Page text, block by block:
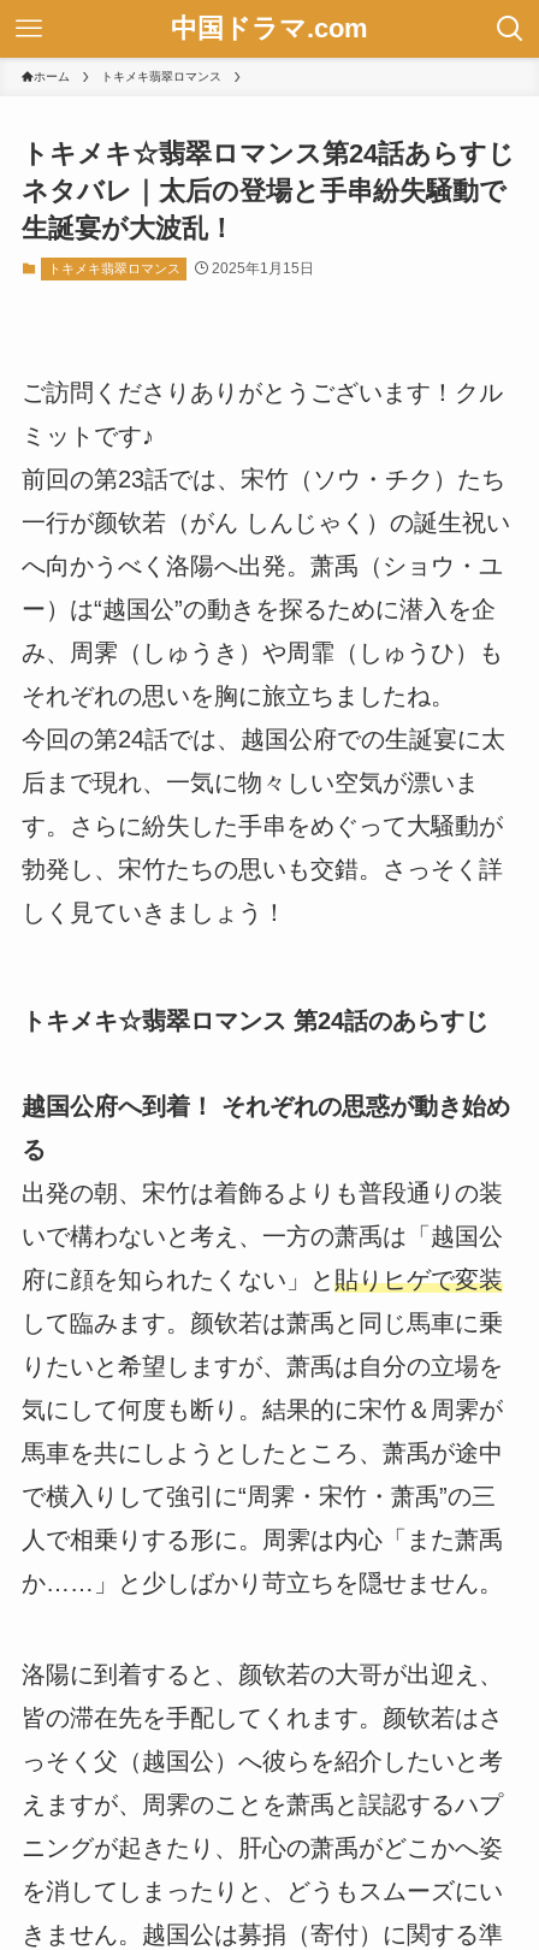
中国ドラマ.com
ホーム トキメキ翡翠ロマンス
トキメキ☆翡翠ロマンス第24話あらすじ
ネタバレ｜太后の登場と手串紛失騒動で
生誕宴が大波乱！
トキメキ翡翠ロマンス 2025年1月15日
ご訪問くださりありがとうございます！クル
ミットです♪
前回の第23話では、宋竹（ソウ・チク）たち
一行が颜钦若（がん しんじゃく）の誕生祝い
へ向かうべく洛陽へ出発。萧禹（ショウ・ユ
ー）は“越国公”の動きを探るために潜入を企
み、周霁（しゅうき）や周霏（しゅうひ）も
それぞれの思いを胸に旅立ちましたね。
今回の第24話では、越国公府での生誕宴に太
后まで現れ、一気に物々しい空気が漂いま
す。さらに紛失した手串をめぐって大騒動が
勃発し、宋竹たちの思いも交錯。さっそく詳
しく見ていきましょう！
トキメキ☆翡翠ロマンス 第24話のあらすじ
越国公府へ到着！ それぞれの思惑が動き始め
る
出発の朝、宋竹は着飾るよりも普段通りの装
いで構わないと考え、一方の萧禹は「越国公
府に顔を知られたくない」と貼りヒゲで変装
して臨みます。颜钦若は萧禹と同じ馬車に乗
りたいと希望しますが、萧禹は自分の立場を
気にして何度も断り。結果的に宋竹＆周霁が
馬車を共にしようとしたところ、萧禹が途中
で横入りして強引に“周霁・宋竹・萧禹”の三
人で相乗りする形に。周霁は内心「また萧禹
か……」と少しばかり苛立ちを隠せません。
洛陽に到着すると、颜钦若の大哥が出迎え、
皆の滞在先を手配してくれます。颜钦若はさ
っそく父（越国公）へ彼らを紹介したいと考
えますが、周霁のことを萧禹と誤認するハプ
ニングが起きたり、肝心の萧禹がどこかへ姿
を消してしまったりと、どうもスムーズにい
きません。越国公は募捐（寄付）に関する準